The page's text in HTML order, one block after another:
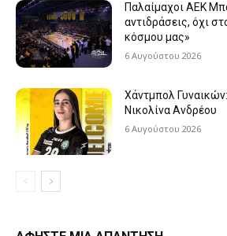
Παλαίμαχοι ΑΕΚ
αντιδράσεις, όχι
κόσμου μας»
6 Αυγούστου 2026
Χάντμπολ
Νικολίνα Ανδρέου
6 Αυγούστου 2026